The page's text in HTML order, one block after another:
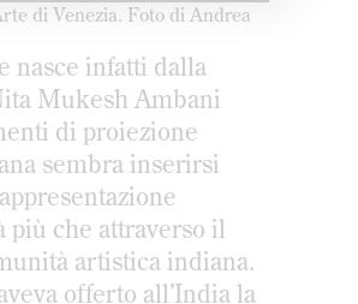
di Venezia. Foto di Andrea
nasce infatti dalla
Mukesh Ambani
di proiezione
sembra inserirsi
più che attraverso il
artistica indiana.
offerto all’India la